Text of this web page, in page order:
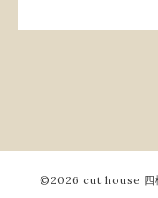
©2026 cut house 四